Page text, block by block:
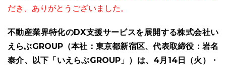
ホームページ制作について プラン紹介･制作の流れ
だき、ありがとうございました。
不動産業界特化のDX支援サービスを展開する株式会社い
えらぶGROUP（本社：東京都新宿区、代表取締役：岩名
泰介、以下「いえらぶGROUP」）は、4月14日（火）・